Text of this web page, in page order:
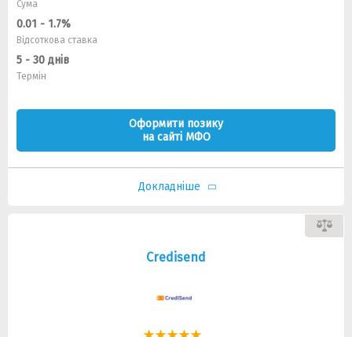
Сума
0.01 - 1.7%
Відсоткова ставка
5 - 30 днів
Термін
Оформити позику
на сайті МФО
Докладніше
Credisend